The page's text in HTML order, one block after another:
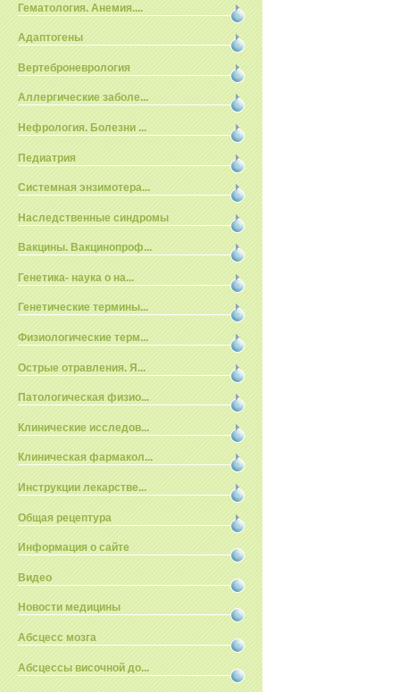
Гематология. Анемия....
Адаптогены
Вертеброневрология
Аллергические заболе...
Нефрология. Болезни ...
Педиатрия
Системная энзимотера...
Наследственные синдромы
Вакцины. Вакцинопроф...
Генетика- наука о на...
Генетические термины...
Физиологические терм...
Острые отравления. Я...
Патологическая физио...
Клинические исследов...
Клиническая фармакол...
Инструкции лекарстве...
Общая рецептура
Информация о сайте
Видео
Новости медицины
Абсцесс мозга
Абсцессы височной до...